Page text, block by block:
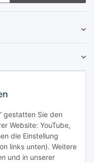
gestatten Sie den
Website: YouTube,
die Einstellung
links unten). Weitere
und in unserer